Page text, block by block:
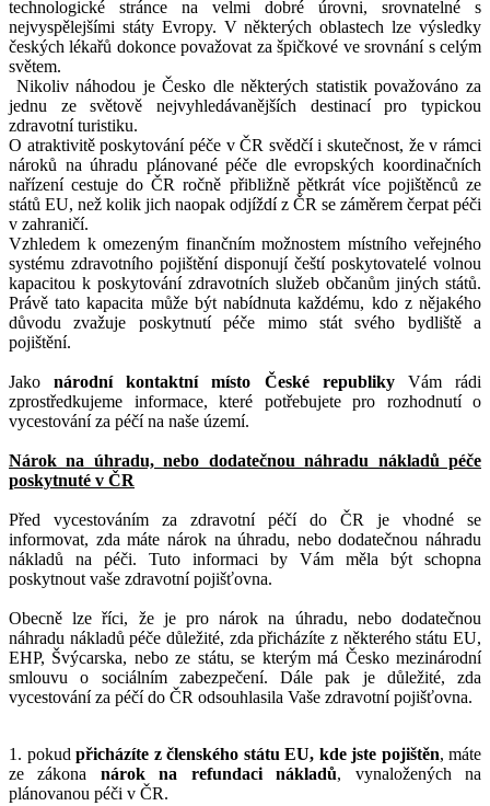
technologické stránce na velmi dobré úrovni, srovnatelné s
nejvyspělejšími státy Evropy. V některých oblastech lze výsledky
českých lékařů dokonce považovat za špičkové ve srovnání s celým
světem.
Nikoliv náhodou je Česko dle některých statistik považováno za
jednu ze světově nejvyhledávanějších destinací pro typickou
zdravotní turistiku.
O atraktivitě poskytování péče v ČR svědčí i skutečnost, že v rámci
nároků na úhradu plánované péče dle evropských koordinačních
nařízení cestuje do ČR ročně přibližně pětkrát více pojištěnců ze
států EU, než kolik jich naopak odjíždí z ČR se záměrem čerpat péči
v zahraničí.
Vzhledem k omezeným finančním možnostem místního veřejného
systému zdravotního pojištění disponují čeští poskytovatelé volnou
kapacitou k poskytování zdravotních služeb občanům jiných států.
Právě tato kapacita může být nabídnuta každému, kdo z nějakého
důvodu zvažuje poskytnutí péče mimo stát svého bydliště a
pojištění.
Jakonárodní kontaktní místo České republikyVám rádi
zprostředkujeme informace, které potřebujete pro rozhodnutí o
vycestování za péčí na naše území.
Nárok na úhradu, nebo dodatečnou náhradu nákladů péče
poskytnuté v ČR
Před vycestováním za zdravotní péčí do ČR je vhodné se
informovat, zda máte nárok na úhradu, nebo dodatečnou náhradu
nákladů na péči. Tuto informaci by Vám měla být schopna
poskytnout vaše zdravotní pojišťovna.
Obecně lze říci, že je pro nárok na úhradu, nebo dodatečnou
náhradu nákladů péče důležité, zda přicházíte z některého státu EU,
EHP, Švýcarska, nebo ze státu, se kterým má Česko mezinárodní
smlouvu o sociálním zabezpečení. Dále pak je důležité, zda
vycestování za péčí do ČR odsouhlasila Vaše zdravotní pojišťovna.
1. pokud přicházíte z členského státu EU, kde jste pojištěn, máte
ze zákona nárok na refundaci nákladů, vynaložených na
plánovanou péči v ČR.